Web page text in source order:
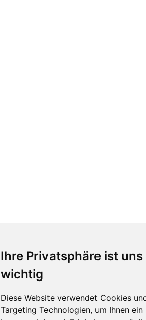
Ihre Privatsphäre ist uns
wichtig
Diese Website verwendet Cookies
Targeting Technologien, um Ihnen ein